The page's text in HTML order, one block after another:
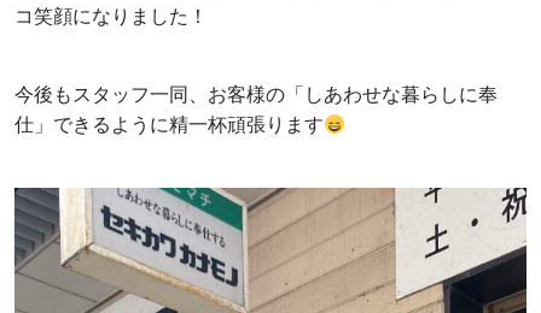
コ笑顔になりました！
今後もスタッフ一同、お客様の「しあわせな暮らしに奉
仕」できるように精一杯頑張ります